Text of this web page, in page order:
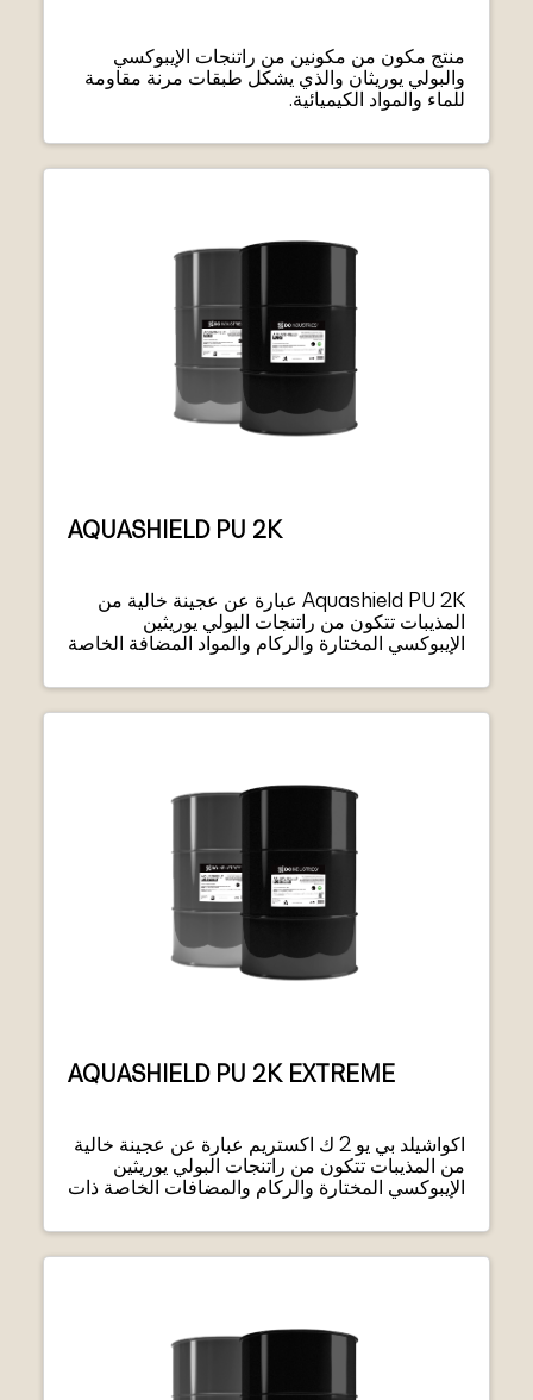
منتج مكون من مكونين من راتنجات الإيبوكسي
والبولي يوريثان والذي يشكل طبقات مرنة مقاومة
للماء والمواد الكيميائية.
AQUASHIELD PU 2K
Aquashield PU 2K عبارة عن عجينة خالية من
المذيبات تتكون من راتنجات البولي يوريثين
الإيبوكسي المختارة والركام والمواد المضافة الخاصة
AQUASHIELD PU 2K EXTREME
اكواشيلد بي يو 2 ك اكستريم عبارة عن عجينة خالية
من المذيبات تتكون من راتنجات البولي يوريثين
الإيبوكسي المختارة والركام والمضافات الخاصة ذات